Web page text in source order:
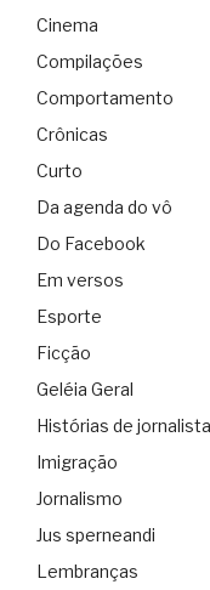
Cinema
Compilações
Comportamento
Crônicas
Curto
Da agenda do vô
Do Facebook
Em versos
Esporte
Ficção
Geléia Geral
Histórias de
Imigração
Jornalismo
Jus sperneandi
Lembranças